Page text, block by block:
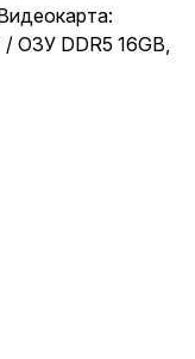
ОЗУ DDR5 16GB,
ТОП ЗА СВОИ
/мышь/
16